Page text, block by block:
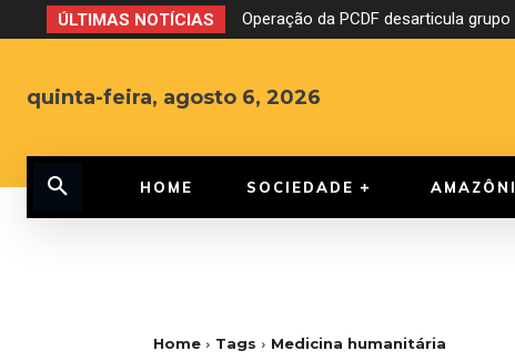
ÚLTIMAS NOTÍCIAS Operação da PCDF desarticula
quinta-feira, agosto 6, 2026
HOME SOCIEDADE
Home Tags Medicina humanitária